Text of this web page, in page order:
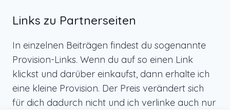
Links zu Partnerseiten
In einzelnen Beiträgen findest du sogenannte
Provision-Links. Wenn du auf so einen Link
klickst und darüber einkaufst, dann erhalte ich
eine kleine Provision. Der Preis verändert sich
für dich dadurch nicht und ich verlinke auch nur